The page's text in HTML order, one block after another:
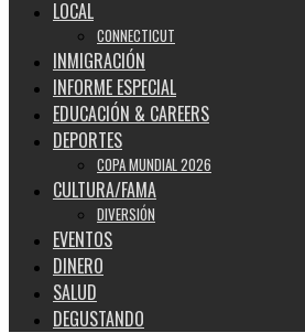
LOCAL
CONNECTICUT
INMIGRACIÓN
INFORME ESPECIAL
EDUCACIÓN & CAREERS
DEPORTES
COPA MUNDIAL 2026
CULTURA/FAMA
DIVERSIÓN
EVENTOS
DINERO
SALUD
DEGUSTANDO